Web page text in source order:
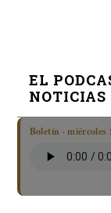
EL
NOTICIAS
Boletín · miércoles